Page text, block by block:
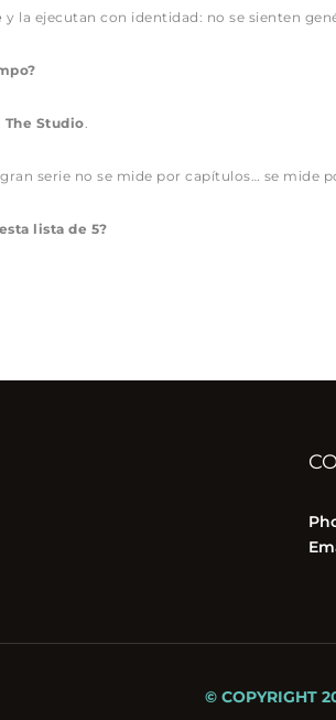
y la ejecutan con identidad: no se sienten
The Studio
serie no se mide por capítulos… se mide
lista de 5?
© COPYRIGHT